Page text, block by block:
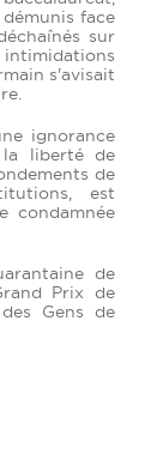
face
sur
intimidations
s'avisait
ignorance
liberté de
de
est
condamnée
de
Prix de
Gens de